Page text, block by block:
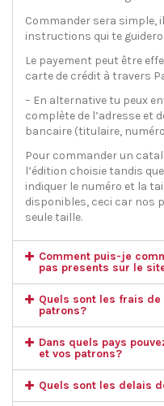
Commander sera simple,
instructions qui te
Le payement peut être
carte de crédit à travers
– En alternative tu peux
complète de l’adresse et
bancaire (titulaire,
Pour commander un
l’édition choisie tandis
indiquer le numéro et la
disponibles, ceci car nos
seule taille.
Comment puis-je
pas presents sur le
Quels sont les frais
patrons?
Dans quels pays
et vos patrons?
Quels sont les delais